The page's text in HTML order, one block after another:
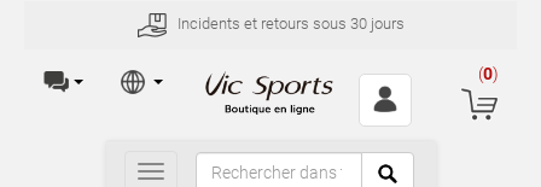
Incidents et retours sous 30 jours
(0)
Toggle